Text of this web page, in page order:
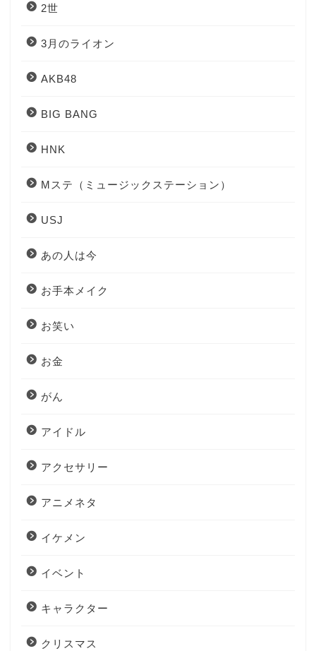
2世
3月のライオン
AKB48
BIG BANG
HNK
Mステ（ミュージックステーション）
USJ
あの人は今
お手本メイク
お笑い
お金
がん
アイドル
アクセサリー
アニメネタ
イケメン
イベント
キャラクター
クリスマス